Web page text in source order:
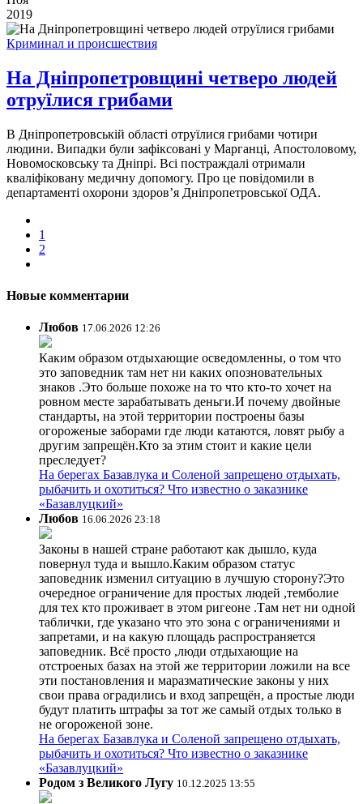
2019
Криминал и происшествия
На Дніпропетровщині четверо людей
отруїлися грибами
В Дніпропетровській області отруїлися грибами чотири
людини. Випадки були зафіксовані у Марганці, Апостоловому,
Новомосковську та Дніпрі. Всі постраждалі отримали
кваліфіковану медичну допомогу. Про це повідомили в
департаменті охорони здоров’я Дніпропетровської ОДА.
1
2
Новые комментарии
Любов 17.06.2026 12:26
Каким образом отдыхающие осведомленны, о том что
это заповедник там нет ни каких опозновательных
знаков .Это больше похоже на то что кто-то хочет на
ровном месте зарабатывать деньги.И почему двойные
стандарты, на этой территории построены базы
огороженые заборами где люди катаются, ловят рыбу а
другим запрещён.Кто за этим стоит и какие цели
преследует?
На берегах Базавлука и Соленой запрещено отдыхать,
рыбачить и охотиться? Что известно о заказнике
«Базавлуцкий»
Любов 16.06.2026 23:18
Законы в нашей стране работают как дышло, куда
повернул туда и вышло.Каким образом статус
заповедник изменил ситуацию в лучшую сторону?Это
очередное ограничение для простых людей ,темболие
для тех кто проживает в этом ригеоне .Там нет ни одной
таблички, где указано что это зона с ограничениями и
запретами, и на какую площадь распространяется
заповедник. Всё просто ,люди отдыхающие на
отстроеных базах на этой же территории ложили на все
эти постановления и маразматические законы у них
свои права оградились и вход запрещён, а простые люди
будут платить штрафы за тот же самый отдых только в
не огороженой зоне.
На берегах Базавлука и Соленой запрещено отдыхать,
рыбачить и охотиться? Что известно о заказнике
«Базавлуцкий»
Родом з Великого Лугу 10.12.2025 13:55